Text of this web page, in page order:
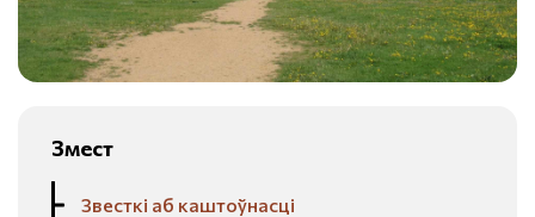
Змест
Звесткі аб каштоўнасці